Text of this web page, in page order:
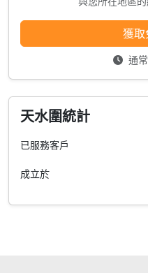
獲取
通
天水圍統計
已服務客戶
成立於